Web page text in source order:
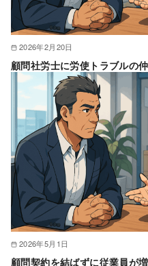
2026年2月20日
顧問社労士に労使トラブルの
2026年5月1日
顧問契約を結ばずに従業員が